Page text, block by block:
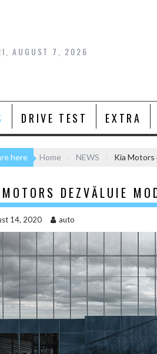
AUGUST 7, 2026
DRIVE TEST EXTRA
here Home NEWS Kia Motors
DEZVĂLUIE
14, 2020 auto